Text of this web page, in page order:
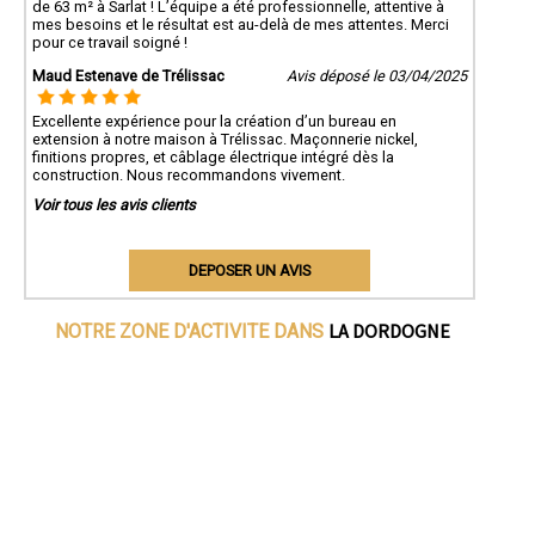
de 63 m² à Sarlat ! L’équipe a été professionnelle, attentive à
mes besoins et le résultat est au-delà de mes attentes. Merci
pour ce travail soigné !
Maud Estenave de Trélissac
Avis déposé le 03/04/2025
Excellente expérience pour la création d’un bureau en
extension à notre maison à Trélissac. Maçonnerie nickel,
finitions propres, et câblage électrique intégré dès la
construction. Nous recommandons vivement.
Voir tous les avis clients
DEPOSER UN AVIS
NOTRE ZONE D'ACTIVITE DANS LA DORDOGNE